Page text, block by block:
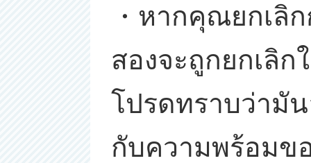
・หากคุณยกเลิ
สองจะถูกยกเลิก
โปรดทราบว่ามั
กับความพร้อมข